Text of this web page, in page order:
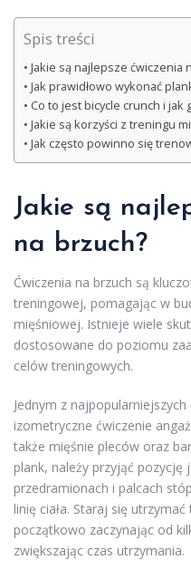
Spis treści
Jakie są najlepsze ćwiczenia
Jak prawidłowo wykonać
Co to jest bicycle crunch i jak
Jakie są korzyści z treningu
Jak często powinno się
Jakie są
na brzuch?
Ćwiczenia na brzuch są
treningowej, pomagając w
mięśniowej. Istnieje wiele
dostosowane do poziomu
celów treningowych.
Jednym z
izometryczne ćwiczenie
także mięśnie pleców oraz
plank, należy przyjąć
przedramionach i palcach
linię ciała. Staraj się
początkowo zaczynając od
zwiększając czas utrzymania.